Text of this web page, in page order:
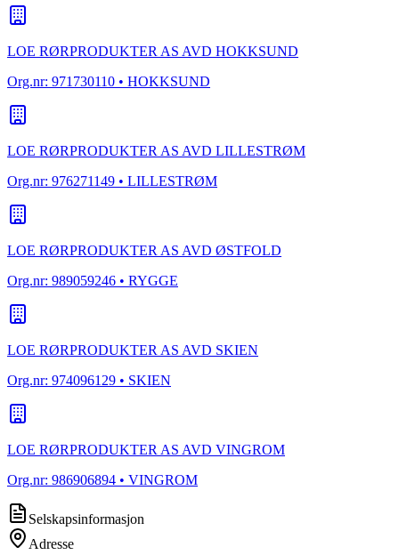
LOE RØRPRODUKTER AS AVD HOKKSUND
Org.nr: 971730110 • HOKKSUND
LOE RØRPRODUKTER AS AVD LILLESTRØM
Org.nr: 976271149 • LILLESTRØM
LOE RØRPRODUKTER AS AVD ØSTFOLD
Org.nr: 989059246 • RYGGE
LOE RØRPRODUKTER AS AVD SKIEN
Org.nr: 974096129 • SKIEN
LOE RØRPRODUKTER AS AVD VINGROM
Org.nr: 986906894 • VINGROM
Selskapsinformasjon
Adresse